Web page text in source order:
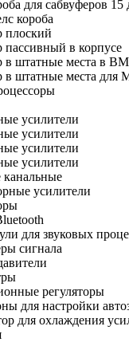
для сабвуферов
короба
плоский
пассивный в корпусе
в штатные места в
в штатные места для
усилители
усилители
усилители
усилители
канальные
усилители
для звуковых
сигнала
регуляторы
для настройки
для охлаждения